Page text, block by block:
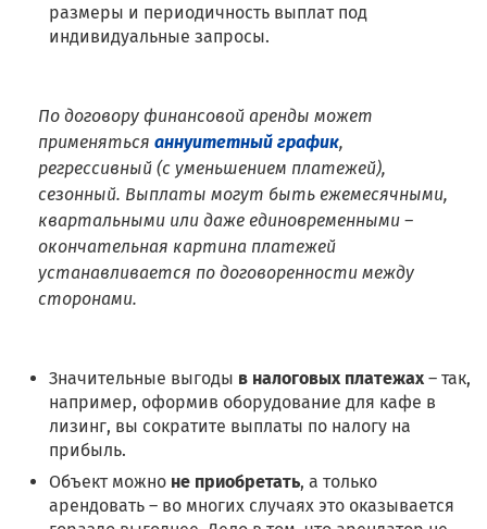
размеры и периодичность выплат под
индивидуальные запросы.
По договору финансовой аренды может
применяться аннуитетный график,
регрессивный (с уменьшением платежей),
сезонный. Выплаты могут быть ежемесячными,
квартальными или даже единовременными –
окончательная картина платежей
устанавливается по договоренности между
сторонами.
Значительные выгоды в налоговых платежах – так,
например, оформив оборудование для кафе в
лизинг, вы сократите выплаты по налогу на
прибыль.
Объект можно не приобретать, а только
арендовать – во многих случаях это оказывается